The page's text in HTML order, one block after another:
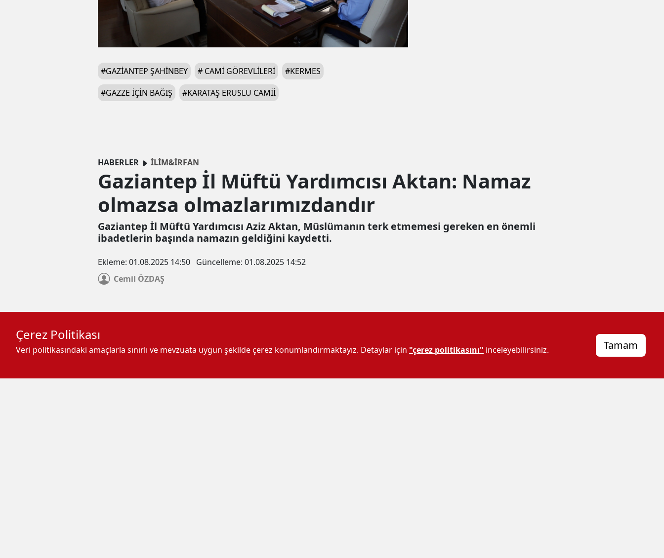
#GAZIANTEP ŞAHINBEY # CAMI GÖREVLILERI #KERMES
#GAZZE IÇIN BAĞIŞ #KARATAŞ ERUSLU CAMII
HABERLER İLİM&İRFAN
Gaziantep İl Müftü Yardımcısı Aktan: Namaz
olmazsa olmazlarımızdandır
Gaziantep İl Müftü Yardımcısı Aziz Aktan, Müslümanın terk etmemesi gereken en önemli
ibadetlerin başında namazın geldiğini kaydetti.
Ekleme: 01.08.2025 14:50 Güncelleme: 01.08.2025 14:52
Cemil ÖZDAŞ
Çerez Politikası
Veri politikasındaki amaçlarla sınırlı ve mevzuata uygun şekilde çerez konumlandırmaktayız. Detaylar için "çerez politikasını" inceleyebilirsiniz. Tamam